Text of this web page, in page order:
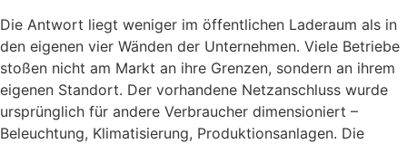
Die Antwort liegt weniger im öffentlichen Laderaum als in
den eigenen vier Wänden der Unternehmen. Viele Betriebe
stoßen nicht am Markt an ihre Grenzen, sondern an ihrem
eigenen Standort. Der vorhandene Netzanschluss wurde
ursprünglich für andere Verbraucher dimensioniert –
Beleuchtung, Klimatisierung, Produktionsanlagen. Die